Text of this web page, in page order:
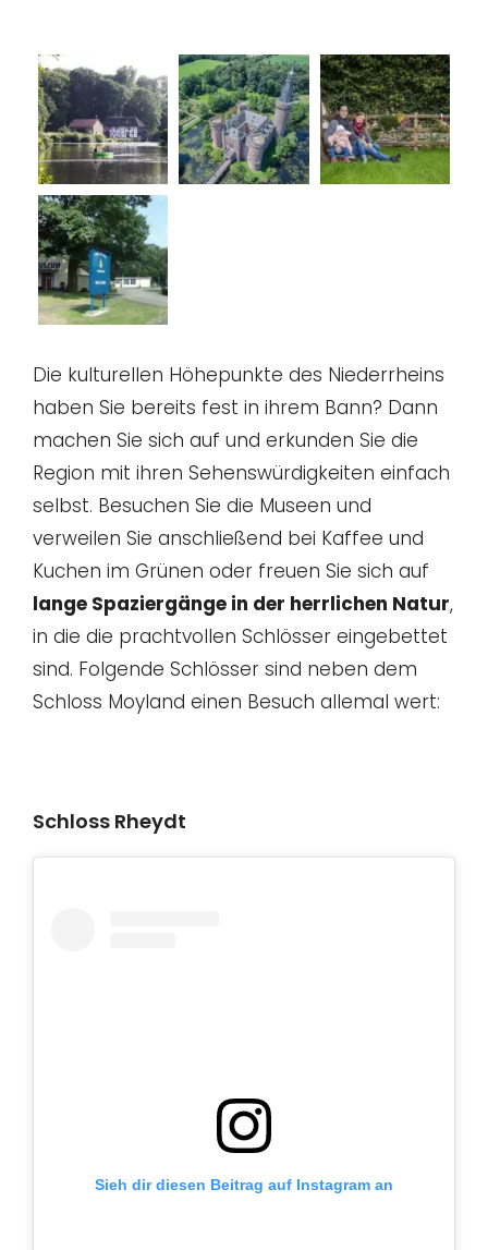
Die kulturellen Höhepunkte des Niederrheins
haben Sie bereits fest in ihrem Bann? Dann
machen Sie sich auf und erkunden Sie die
Region mit ihren Sehenswürdigkeiten einfach
selbst. Besuchen Sie die Museen und
verweilen Sie anschließend bei Kaffee und
Kuchen im Grünen oder freuen Sie sich auf
lange Spaziergänge in der herrlichen Natur,
in die die prachtvollen Schlösser eingebettet
sind. Folgende Schlösser sind neben dem
Schloss Moyland einen Besuch allemal wert:
Schloss Rheydt
Sieh dir diesen Beitrag auf Instagram an